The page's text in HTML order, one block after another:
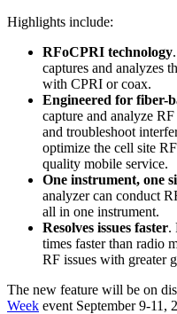
Highlights include:
RFoCPRI technology
captures and analyzes
with CPRI or coax.
Engineered for fiber-
capture and analyze
and troubleshoot
optimize the cell site
quality mobile service.
One instrument, one
analyzer can conduct
all in one
Resolves issues faster.
times faster than radio
RF issues with greater
The new feature will be on
Week event September 9-11,